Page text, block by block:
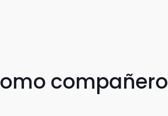
compañero